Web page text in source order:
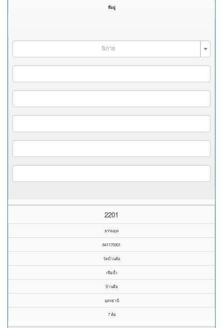
ที่อยู่
นิกาย
2201
ธรรมยุต
641170301
วัดบ้านค้อ
เขือน้ำ
บ้านผือ
อุดรธานี
7 ค้อ